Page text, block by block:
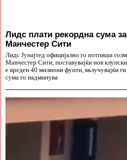
Лидс плати рекордна сума
Манчестер Сити
Лидс Јунајтед официјално го потпиша
Манчестер Сити, поставувајќи нов
е вреден 40 милиони фунти, вклучувајќи
сума го надминува